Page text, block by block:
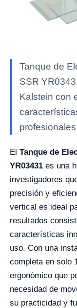
Tanque de
SSR
Kalstein con
El Tanque de
YR03431 es una
investigadores
precisión y
vertical es ideal
resultados
características
uso. Con una
completa en solo
ergonómico que
necesidad de
su practicidad y